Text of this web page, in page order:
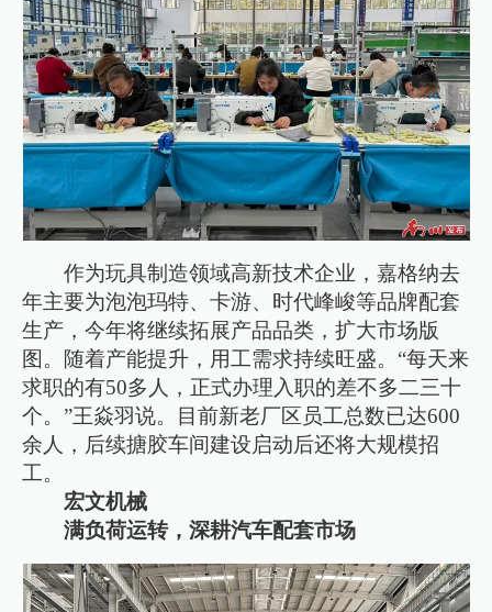
作为玩具制造领域高新技术企业，嘉格纳去
年主要为泡泡玛特、卡游、时代峰峻等品牌配套
生产，今年将继续拓展产品品类，扩大市场版
图。随着产能提升，用工需求持续旺盛。“每天来
求职的有50多人，正式办理入职的差不多二三十
个。”王焱羽说。目前新老厂区员工总数已达600
余人，后续搪胶车间建设启动后还将大规模招
工。
宏文机械
满负荷运转，深耕汽车配套市场